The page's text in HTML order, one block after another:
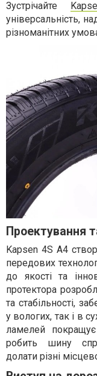
Зустрічайте
універсальність,
різноманітних
Проектування
Kapsen 4S A4
передових
до якості та
протектора
та стабільності,
у вологих, так і в
ламелей
робить шину
долати різні